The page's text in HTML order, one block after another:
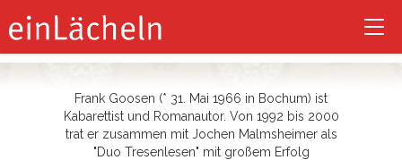
Frank Goosen
Frank Goosen (* 31. Mai 1966 in Bochum) ist
Kabarettist und Romanautor. Von 1992 bis 2000
trat er zusammen mit Jochen Malmsheimer als
"Duo Tresenlesen" mit großem Erfolg